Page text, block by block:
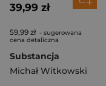
39,99 zł
59,99 zł - sugerowana
cena detaliczna
Substancja
Michał Witkowski